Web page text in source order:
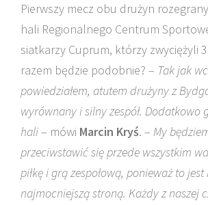
Pierwszy mecz obu drużyn
hali Regionalnego Centrum
siatkarzy Cuprum, którzy zwyciężyli
razem będzie podobnie? – Tak jak
powiedziałem, atutem drużyny z
wyrównany i silny zespół. Dodatkowo
hali– mówi Marcin Kryś. – My
przeciwstawić się przede wszystkim
piłkę i grą zespołową, ponieważ to jest
najmocniejszą stroną. Każdy z naszej